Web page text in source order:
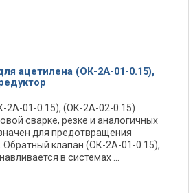
ацетилена (ОК-2А-01-0.15),
2А-01-0.15), (ОК-2А-02-0.15)
сварке, резке и аналогичных
для предотвращения
Обратный клапан (ОК-2А-01-0.15),
в системах ...